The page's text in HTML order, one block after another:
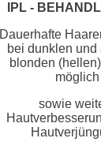
IPL -
Dauerhafte
bei dunklen und
blonden
möglich
sowie